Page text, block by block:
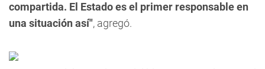
compartida. El Estado es el primer responsable en
una situación así", agregó.